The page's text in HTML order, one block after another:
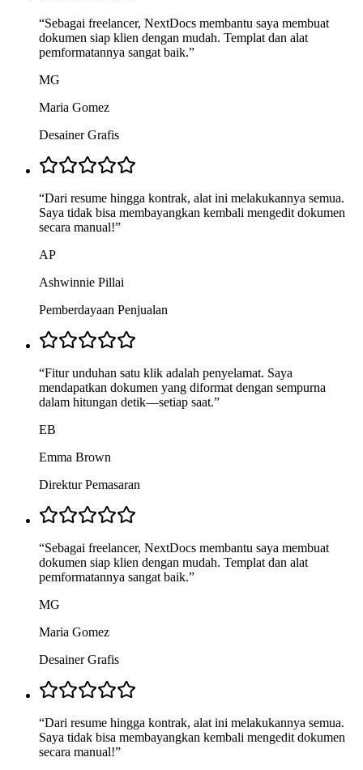
“Sebagai freelancer, NextDocs membantu saya membuat
dokumen siap klien dengan mudah. Templat dan alat
pemformatannya sangat baik.”
MG
Maria Gomez
Desainer Grafis
“Dari resume hingga kontrak, alat ini melakukannya semua.
Saya tidak bisa membayangkan kembali mengedit dokumen
secara manual!”
AP
Ashwinnie Pillai
Pemberdayaan Penjualan
“Fitur unduhan satu klik adalah penyelamat. Saya
mendapatkan dokumen yang diformat dengan sempurna
dalam hitungan detik—setiap saat.”
EB
Emma Brown
Direktur Pemasaran
“Sebagai freelancer, NextDocs membantu saya membuat
dokumen siap klien dengan mudah. Templat dan alat
pemformatannya sangat baik.”
MG
Maria Gomez
Desainer Grafis
“Dari resume hingga kontrak, alat ini melakukannya semua.
Saya tidak bisa membayangkan kembali mengedit dokumen
secara manual!”